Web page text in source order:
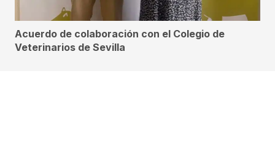
Acuerdo de colaboración con el Colegio de
Veterinarios de Sevilla